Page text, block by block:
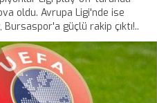
oldu. Avrupa Ligi'nde ise
güçlü rakip çıktı!..
Trabzonspor'un rakibi Macaristan
Bursaspor'un ise Hollanda